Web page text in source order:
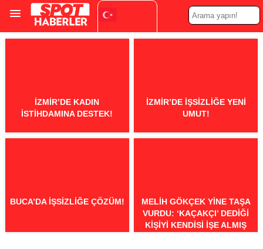
Turkish
İZMIR’DE KADIN
İSTIHDAMINA DESTEK!
İZMIR’DE İŞSIZLIĞE YENI
UMUT!
BUCA’DA İŞSIZLIĞE ÇÖZÜM!
MELIH GÖKÇEK YINE TAŞA
VURDU: ‘KAÇAKÇI’ DEDIĞI
KIŞIYI KENDISI IŞE ALMIŞ